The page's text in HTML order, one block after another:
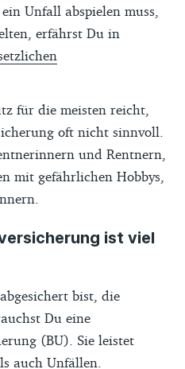
Unfall abspielen muss,
erfährst Du in
für die meisten reicht,
oft nicht sinnvoll.
und Rentnern,
mit gefährlichen Hobbys,
ist viel
bist, die
Du eine
(BU). Sie leistet
auch Unfällen.